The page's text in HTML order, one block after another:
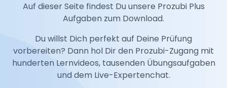
Auf dieser Seite findest Du unsere Prozubi Plus
Aufgaben zum Download.
Du willst Dich perfekt auf Deine Prüfung
vorbereiten? Dann hol Dir den Prozubi-Zugang mit
hunderten Lernvideos, tausenden Übungsaufgaben
und dem Live-Expertenchat.